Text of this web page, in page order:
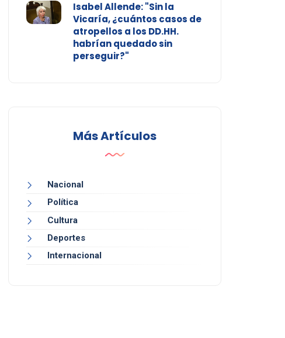
Isabel Allende: "Sin la
Vicaría, ¿cuántos casos de
atropellos a los DD.HH.
habrían quedado sin
perseguir?"
Más Artículos
Nacional
Política
Cultura
Deportes
Internacional